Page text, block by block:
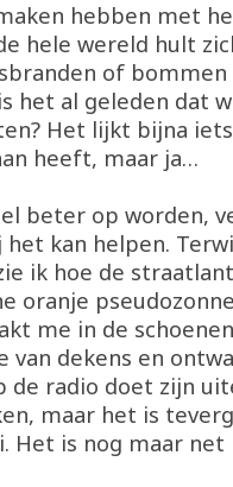
hebben met
hele wereld hult
of bommen
het al geleden dat
Het lijkt bijna
heeft, maar ja…
beter op worden,
het kan helpen.
ik hoe de
oranje
me in de
van dekens en
de radio doet zijn
maar het is
Het is nog maar net